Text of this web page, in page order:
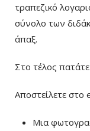
τραπεζικό
σύνολο των
άπαξ.
Στο τέλος
Αποστείλετε στο
Μια